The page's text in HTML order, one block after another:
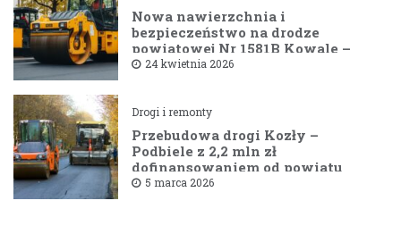
Nowa nawierzchnia i
bezpieczeństwo na drodze
powiatowej Nr 1581B Kowale –
Filipy
24 kwietnia 2026
Drogi i remonty
Przebudowa drogi Kozły –
Podbiele z 2,2 mln zł
dofinansowaniem od powiatu
bielskiego
5 marca 2026